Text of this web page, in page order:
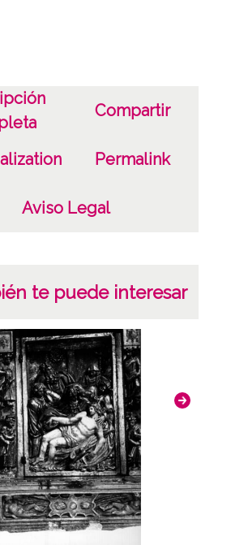
contenido
Positivos Imagen Final:
6062 Positivo original:
de las imágenes
SA 4.0
Compartir
Permalink
Aviso Legal
te puede interesar